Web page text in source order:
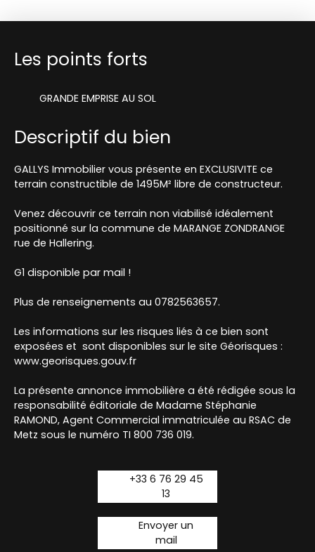
Les points forts
GRANDE EMPRISE AU SOL
Descriptif du bien
GALLYS Immobilier vous présente en EXCLUSIVITE ce
terrain constructible de 1495M² libre de constructeur.
Venez découvrir ce terrain non viabilisé idéalement
positionné sur la commune de MARANGE ZONDRANGE
rue de Hallering.
G1 disponible par mail !
Plus de renseignements au 0782563657.
Les informations sur les risques liés à ce bien sont
exposées et sont disponibles sur le site Géorisques :
www.georisques.gouv.fr
La présente annonce immobilière a été rédigée sous la
responsabilité éditoriale de Madame Stéphanie
RAMOND, Agent Commercial immatriculée au RSAC de
Metz sous le numéro TI 800 736 019.
+33 6 76 29 45
13
Envoyer un
mail